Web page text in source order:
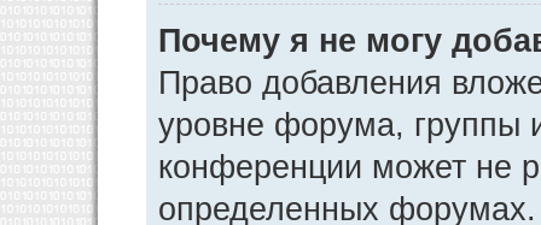
Почему я не могу
Право добавления
уровне форума, группы
конференции может не
определенных